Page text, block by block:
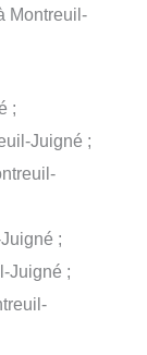
Montreuil-
;
Juigné ;
;
Juigné ;